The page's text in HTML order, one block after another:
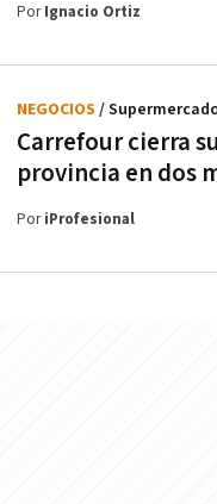
PorIgnacio Ortiz
Carrefour cierra
provincia en dos
NEGOCIOS /
PoriProfesional